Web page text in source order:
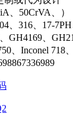
、50CrVA、）
、316、17-7PH
GH4169、
、Inconel 718
67336989